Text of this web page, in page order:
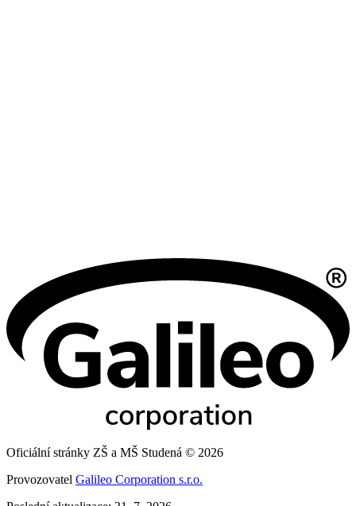
Oficiální stránky ZŠ a MŠ Studená © 2026
Provozovatel Galileo Corporation s.r.o.